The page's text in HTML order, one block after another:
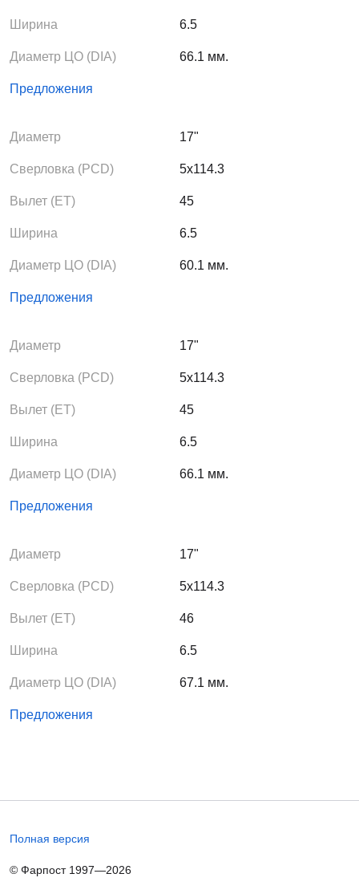
Ширина 6.5
Диаметр ЦО (DIA) 66.1 мм.
Предложения
Диаметр 17"
Сверловка (PCD) 5x114.3
Вылет (ЕТ) 45
Ширина 6.5
Диаметр ЦО (DIA) 60.1 мм.
Предложения
Диаметр 17"
Сверловка (PCD) 5x114.3
Вылет (ЕТ) 45
Ширина 6.5
Диаметр ЦО (DIA) 66.1 мм.
Предложения
Диаметр 17"
Сверловка (PCD) 5x114.3
Вылет (ЕТ) 46
Ширина 6.5
Диаметр ЦО (DIA) 67.1 мм.
Предложения
Полная версия
© Фарпост 1997—2026